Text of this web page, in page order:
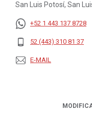
San Luis Potosí, San
+52 1 443 137 8728
52 (443) 310 81 37
E-MAIL